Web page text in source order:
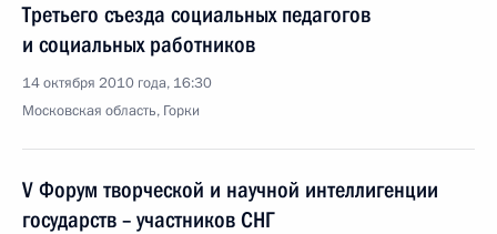
Третьего съезда социальных педагогов
и социальных работников
14 октября 2010 года, 16:30
Московская область, Горки
V Форум творческой и научной интеллигенции
государств – участников СНГ